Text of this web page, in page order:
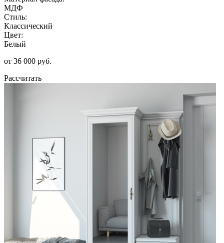
МДФ
Стиль:
Классический
Цвет:
Белый
от 36 000 руб.
Рассчитать